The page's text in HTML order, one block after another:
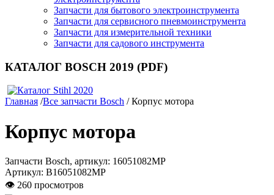
Запчасти для бытового электроинструмента
Запчасти для сервисного пневмоинструмента
Запчасти для измерительной техники
Запчасти для садового инструмента
КАТАЛОГ BOSCH 2019 (PDF)
Главная /Все запчасти Bosch / Корпус мотора
Корпус мотора
Запчасти Bosch, артикул: 16051082MP
Артикул: B16051082MP
👁 260 просмотров